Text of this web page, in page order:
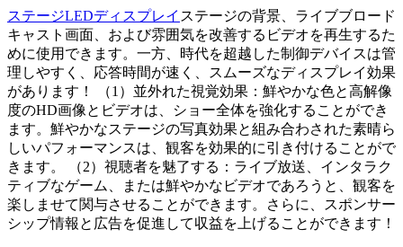
ステージLEDディスプレイ ステージの背景、ライブブロード
キャスト画面、および雰囲気を改善するビデオを再生するた
めに使用できます。一方、時代を超越した制御デバイスは管
理しやすく、応答時間が速く、スムーズなディスプレイ効果
があります！ （1）並外れた視覚効果：鮮やかな色と高解像
度のHD画像とビデオは、ショー全体を強化することができ
ます。鮮やかなステージの写真効果と組み合わされた素晴ら
しいパフォーマンスは、観客を効果的に引き付けることがで
きます。 （2）視聴者を魅了する：ライブ放送、インタラク
ティブなゲーム、または鮮やかなビデオであろうと、観客を
楽しませて関与させることができます。さらに、スポンサー
シップ情報と広告を促進して収益を上げることができます！